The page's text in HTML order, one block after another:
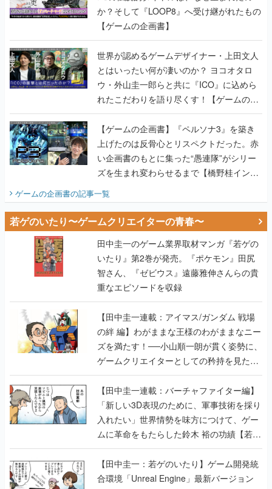
か？そして『LOOP8』へ受け継がれたもの
【ゲームの企画書】
世界が認めるゲームデザイナー・上田文人
とはいったい何が凄いのか？ ヨコオタロ
ウ・外山圭一郎らと共に『ICO』に込めら
れたこだわりを語り尽くす！【ゲームの企
画書】
【ゲームの企画書】『ペルソナ3』を築き
上げたのは反骨心とリスペクトだった。赤
い企画書のもとに集った“愚連隊”がシリー
ズを生まれ変わらせるまで【橋野桂インタ
ビュー】
ゲームの企画書の記事一覧
若ゲのいたり〜ゲームクリエイターの青春〜
田中圭一のゲーム業界取材マンガ『若ゲの
いたり』第2巻が発売。『ポケモン』田尻
智さん、『ゼビウス』遠藤雅伸さんらの貴
重なエピソードを収録
【田中圭一連載：アイマス/ガンダム 戦場
の絆 編】わがままな王様のわがままなニー
ズを満たす！──小山順一朗が貫く姿勢に、
ゲームクリエイターとしての矜持を見た
【若ゲのいたり最終回】
【田中圭一連載：バーチャファイター編】
「新しい3D表現のために、軍事技術を採り
入れたい」世界情勢を味方につけて、ゲー
ムに革命をもたらした鈴木 裕の功績【若ゲ
のいたり】
【田中圭一：若ゲのいたり】ゲーム開発統
合環境「Unreal Engine」最新バージョン